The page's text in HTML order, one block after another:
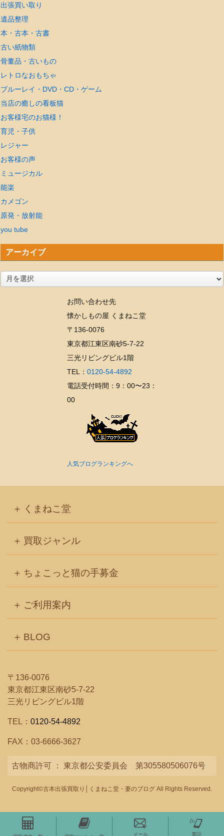
メール 電話
出張買い取り
遺品整理
本・古本・古書
古い紙物類
骨董品・古いもの
レトロなおもちゃ
ブルーレイ・DVD・CD・ゲーム
当店の癒しの看板猫
お客様宅のお猫様！
育児・子供
レジャー
お客様の声
ミュージカル
能楽
カメゴン
原発・放射能
you tube
アーカイブ
お問い合わせ先
懐かしもの屋 くまねこ堂
〒136-0076
東京都江東区南砂5-7-22
三光リビングビル1階
TEL： 0120-54-4892
電話受付時間：9：00〜23：
00
人気ブログランキングへ
くまねこ堂
買取ジャンル
ちょこっと猫の手募金
ご利用案内
BLOG
〒136-0076
東京都江東区南砂5-7-22
三光リビングビル1階
TEL： 0120-54-4892
FAX：03-6666-3627
古物商許可 ： 東京都公安委員会 第305580506076号
Copyright©古本出張買取り│くまねこ堂・妻のブログ All Rights Reserved.